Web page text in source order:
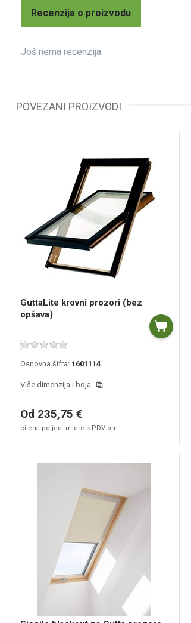
Recenzija o proizvodu
Još nema recenzija
POVEZANI PROIZVODI
GuttaLite krovni prozori (bez
opšava)
Osnovna šifra: 1601114
Više dimenzija i boja
Od 235,75 €
cijena po jed. mjere s PDV-om